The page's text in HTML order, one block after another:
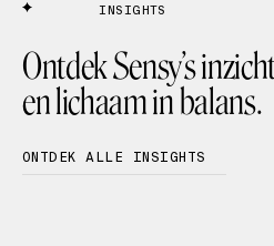
INSIGHTS
Ontdek Sensy’s
en lichaam in balans.
ONTDEK ALLE INSIGHTS